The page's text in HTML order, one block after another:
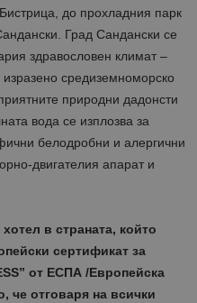
до прохладния парк
Град Сандански се
здравословен климат –
средиземноморско
природни дадонсти
вода се изплозва за
белодробни и алергични
двигателия апарат и
в страната, който
сертификат за
от ЕСПА /Европейска
че отговаря на всички